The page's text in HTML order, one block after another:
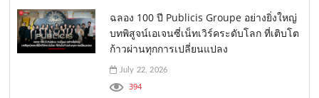
ฉลอง 100 ปี Publicis Groupe อย่างยิ่งใหญ่
บทพิสูจน์เอเจนซี่เน็ทเวิร์คระดับโลก ที่เติบโต
ก้าวผ่านทุกการเปลี่ยนแปลง
July 22, 2026
394